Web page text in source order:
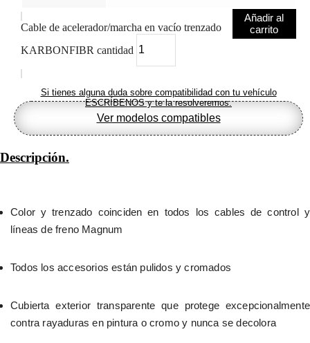
Cable de acelerador/marcha en vacío trenzado
KARBONFIBR cantidad
Añadir al
carrito
Si tienes alguna duda sobre compatibilidad con tu vehículo
ESCRÍBENOS y te la resolveremos.
Ver modelos compatibles
Descripción.
Color y trenzado coinciden en todos los cables de control y
líneas de freno Magnum
Todos los accesorios están pulidos y cromados
Cubierta exterior transparente que protege excepcionalmente
contra rayaduras en pintura o cromo y nunca se decolora